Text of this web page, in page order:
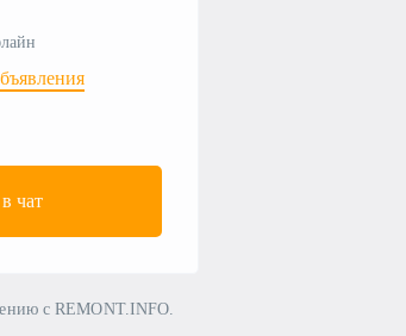
чат
с REMONT.INFO.